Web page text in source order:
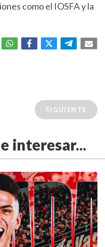
como el IOSFA y la
SIGUIENTE
interesar...